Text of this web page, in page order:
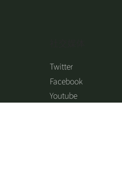
Twitter
Facebook
Youtube